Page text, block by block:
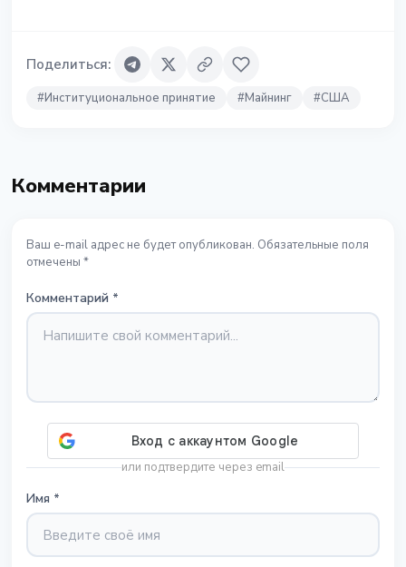
Поделиться:
#Институциональное принятие #Майнинг #США
Комментарии
Ваш e-mail адрес не будет опубликован. Обязательные поля
отмечены *
Комментарий *
или подтвердите через email
Имя *